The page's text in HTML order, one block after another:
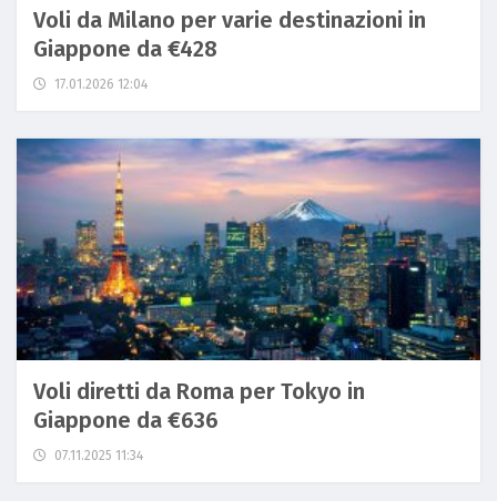
Voli da Milano per varie destinazioni in
Giappone da €428
17.01.2026 12:04
Voli diretti da Roma per Tokyo in
Giappone da €636
07.11.2025 11:34